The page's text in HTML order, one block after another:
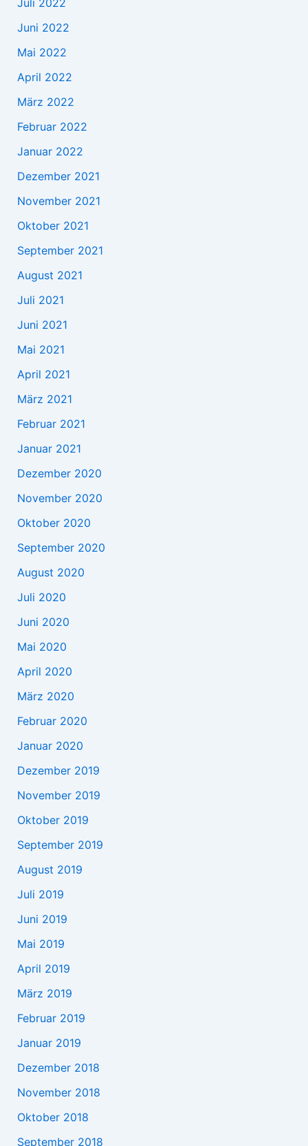
Juli 2022
Juni 2022
Mai 2022
April 2022
März 2022
Februar 2022
Januar 2022
Dezember 2021
November 2021
Oktober 2021
September 2021
August 2021
Juli 2021
Juni 2021
Mai 2021
April 2021
März 2021
Februar 2021
Januar 2021
Dezember 2020
November 2020
Oktober 2020
September 2020
August 2020
Juli 2020
Juni 2020
Mai 2020
April 2020
März 2020
Februar 2020
Januar 2020
Dezember 2019
November 2019
Oktober 2019
September 2019
August 2019
Juli 2019
Juni 2019
Mai 2019
April 2019
März 2019
Februar 2019
Januar 2019
Dezember 2018
November 2018
Oktober 2018
September 2018